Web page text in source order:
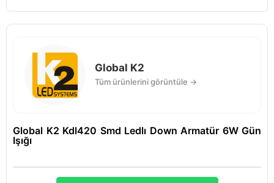
Global K2
Tüm ürünlerini görüntüle →
Global K2 Kdl420 Smd Ledlı Down Armatür 6W Gün
Işığı